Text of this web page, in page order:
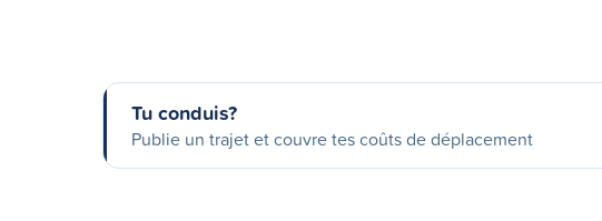
Tu conduis?
Publie un trajet et couvre tes coûts de déplacement